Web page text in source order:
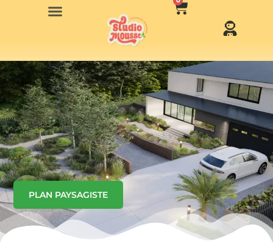
PLAN PAYSAGISTE​